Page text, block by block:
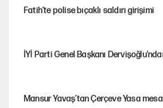
Fatih’te polise bıçaklı saldırı girişimi
İYİ Parti Genel Başkanı
Mansur Yavaş’tan Çerçeve Yasa